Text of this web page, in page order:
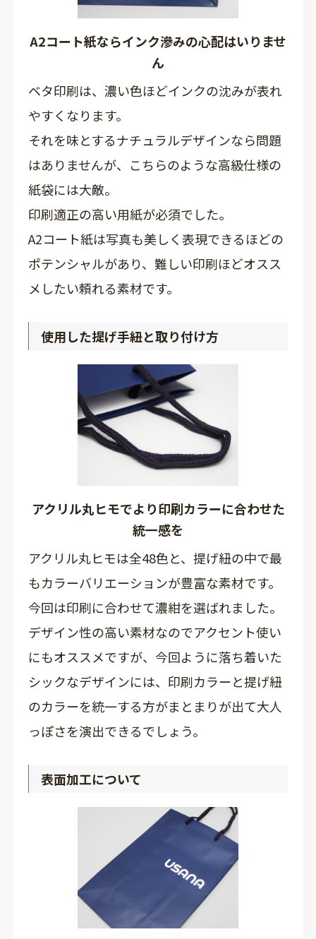
A2コート紙ならインク滲みの心配はいりませ
ん
ベタ印刷は、濃い色ほどインクの沈みが表れ
やすくなります。
それを味とするナチュラルデザインなら問題
はありませんが、こちらのような高級仕様の
紙袋には大敵。
印刷適正の高い用紙が必須でした。
A2コート紙は写真も美しく表現できるほどの
ポテンシャルがあり、難しい印刷ほどオスス
メしたい頼れる素材です。
使用した提げ手紐と取り付け方
アクリル丸ヒモでより印刷カラーに合わせた
統一感を
アクリル丸ヒモは全48色と、提げ紐の中で最
もカラーバリエーションが豊富な素材です。
今回は印刷に合わせて濃紺を選ばれました。
デザイン性の高い素材なのでアクセント使い
にもオススメですが、今回ように落ち着いた
シックなデザインには、印刷カラーと提げ紐
のカラーを統一する方がまとまりが出て大人
っぽさを演出できるでしょう。
表面加工について